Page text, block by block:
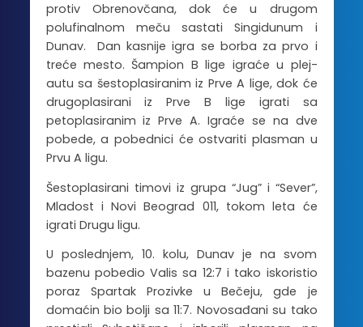
protiv Obrenovčana, dok će u drugom
polufinalnom meču sastati Singidunum i
Dunav. Dan kasnije igra se borba za prvo i
treće mesto. Šampion B lige igraće u plej-
autu sa šestoplasiranim iz Prve A lige, dok će
drugoplasirani iz Prve B lige igrati sa
petoplasiranim iz Prve A. Igraće se na dve
pobede, a pobednici će ostvariti plasman u
Prvu A ligu.
Šestoplasirani timovi iz grupa “Jug” i “Sever”,
Mladost i Novi Beograd 011, tokom leta će
igrati Drugu ligu.
U poslednjem, 10. kolu, Dunav je na svom
bazenu pobedio Valis sa 12:7 i tako iskoristio
poraz Spartak Prozivke u Bečeju, gde je
domaćin bio bolji sa 11:7. Novosađani su tako